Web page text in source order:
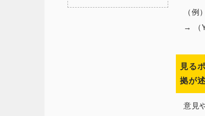
（
→ （
見る
拠が
意見